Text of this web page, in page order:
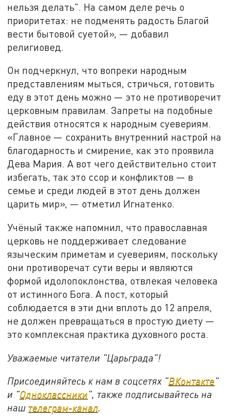
нельзя делать". На самом деле речь о
приоритетах: не подменять радость Благой
вести бытовой суетой», — добавил
религиовед.
Он подчеркнул, что вопреки народным
представлениям мыться, стричься, готовить
еду в этот день можно — это не противоречит
церковным правилам. Запреты на подобные
действия относятся к народным суевериям.
«Главное — сохранить внутренний настрой на
благодарность и смирение, как это проявила
Дева Мария. А вот чего действительно стоит
избегать, так это ссор и конфликтов — в
семье и среди людей в этот день должен
царить мир», — отметил Игнатенко.
Учёный также напомнил, что православная
церковь не поддерживает следование
языческим приметам и суевериям, поскольку
они противоречат сути веры и являются
формой идолопоклонства, отвлекая человека
от истинного Бога. А пост, который
соблюдается в эти дни вплоть до 12 апреля,
не должен превращаться в простую диету —
это комплексная практика духовного роста.
Уважаемые читатели "Царьграда"!
Присоединяйтесь к нам в соцсетях "ВКонтакте"
и "Одноклассники", также подписывайтесь на
наш телеграм-канал.